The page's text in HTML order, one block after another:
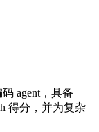
agent，具备
得分，并为复杂